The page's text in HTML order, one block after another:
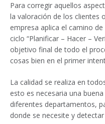
Para corregir aquellos
la valoración de los clientes
empresa aplica el camino
ciclo “Planificar – Hacer –
objetivo final de todo el
cosas bien en el primer
La calidad se realiza en
esto es necesaria una
diferentes departamentos,
donde se necesite y